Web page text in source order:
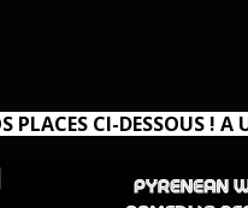
PLACES CI-DESSOUS ! A